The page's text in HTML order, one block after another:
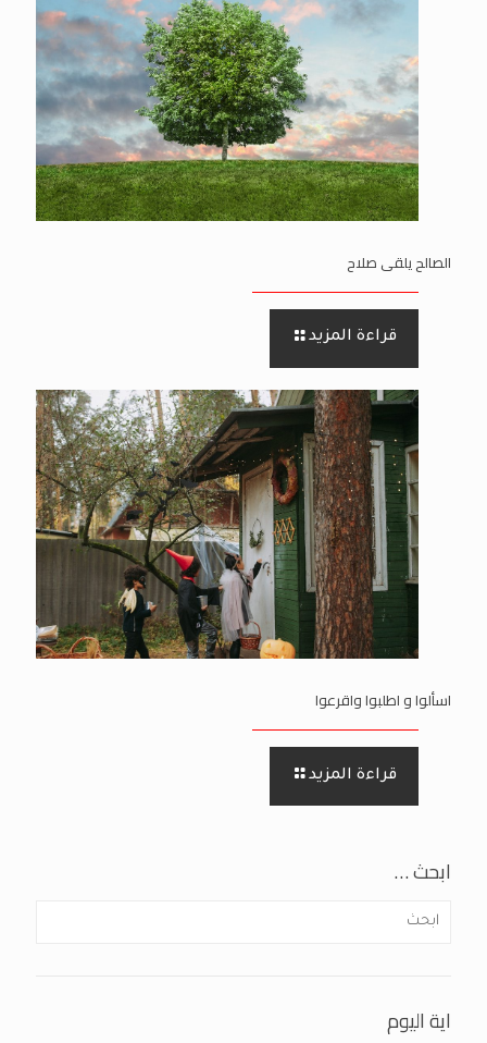
الصالح يلقى صلاح
قراءة المزيد
اسألوا و اطلبوا واقرعوا
قراءة المزيد
ابحث …
اية اليوم